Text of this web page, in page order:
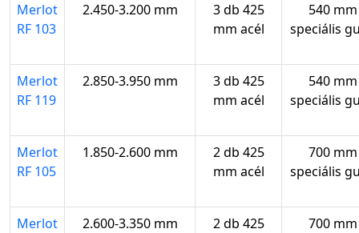
Merlot
RF 103
2.450-3.200 mm
3 db 425
mm acél
540 mm
speciális
Merlot
RF 119
2.850-3.950 mm
3 db 425
mm acél
540 mm
speciális
Merlot
RF 105
1.850-2.600 mm
2 db 425
mm acél
700 mm
speciális
Merlot
2.600-3.350 mm
2 db 425
700 mm